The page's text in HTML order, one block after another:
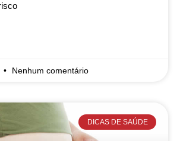
Nenhum comentário
DICAS DE SAÚDE